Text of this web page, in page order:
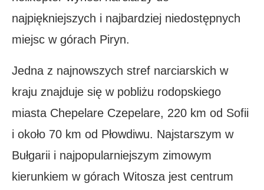
najpiękniejszych i najbardziej niedostępnych
miejsc w górach Piryn.
Jedna z najnowszych stref narciarskich w
kraju znajduje się w pobliżu rodopskiego
miasta Chepelare Czepelare, 220 km od Sofii
i około 70 km od Płowdiwu. Najstarszym w
Bułgarii i najpopularniejszym zimowym
kierunkiem w górach Witosza jest centrum